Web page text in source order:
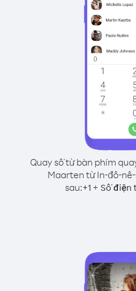
Quay số từ bàn phím
Maarten từ In-đô-
sau:+1 + Số điện